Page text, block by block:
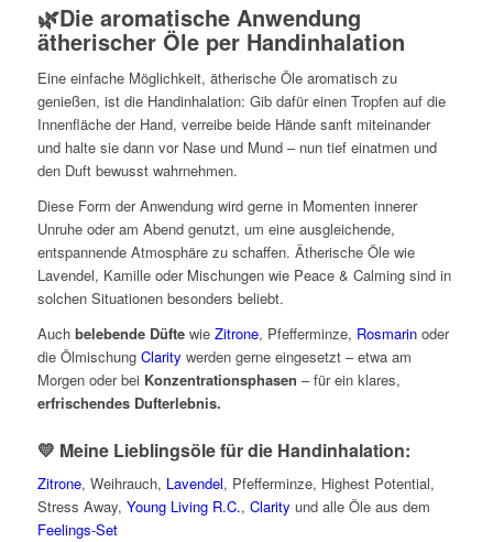
🌿Die aromatische Anwendung
ätherischer Öle per Handinhalation
Eine einfache Möglichkeit, ätherische Öle aromatisch zu
genießen, ist die Handinhalation: Gib dafür einen Tropfen auf die
Innenfläche der Hand, verreibe beide Hände sanft miteinander
und halte sie dann vor Nase und Mund – nun tief einatmen und
den Duft bewusst wahrnehmen.
Diese Form der Anwendung wird gerne in Momenten innerer
Unruhe oder am Abend genutzt, um eine ausgleichende,
entspannende Atmosphäre zu schaffen. Ätherische Öle wie
Lavendel, Kamille oder Mischungen wie Peace & Calming sind in
solchen Situationen besonders beliebt.
Auchbelebende Düftewie Zitrone, Pfefferminze, Rosmarinoder
die Ölmischung Clarity werden gerne eingesetzt – etwa am
Morgen oder bei Konzentrationsphasen – für ein klares,
erfrischendes Dufterlebnis.
💛 Meine Lieblingsöle für die Handinhalation:
Zitrone, Weihrauch, Lavendel, Pfefferminze, Highest Potential,
Stress Away, Young Living R.C., Clarity und alle Öle aus dem
Feelings-Set